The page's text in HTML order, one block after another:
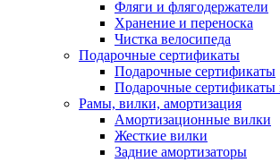
Фляги и флягодержатели
Хранение и переноска
Чистка велосипеда
Подарочные сертификаты
Подарочные сертификаты
Подарочные сертификаты
Рамы, вилки, амортизация
Амортизационные вилки
Жесткие вилки
Задние амортизаторы